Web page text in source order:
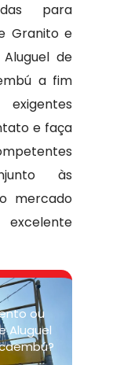
para
Granito e
de
a fim
e faça
às
mercado
ou
Aluguel